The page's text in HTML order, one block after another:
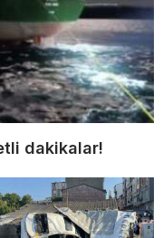
dakikalar!